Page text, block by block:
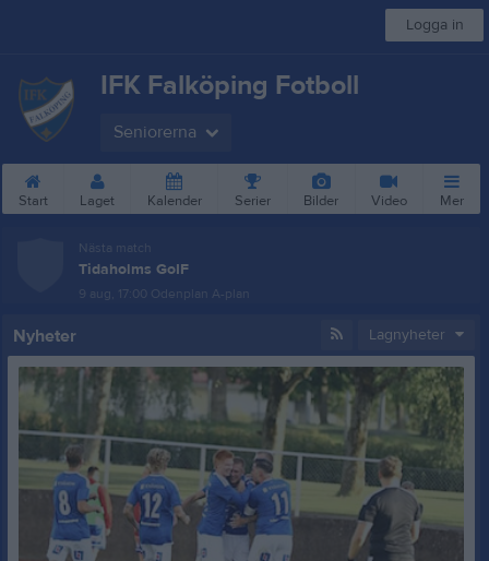
Logga in
IFK Falköping Fotboll
Seniorerna
Start Laget Kalender Serier Bilder Video Mer
Nästa match
Tidaholms GoIF
9 aug, 17:00 Odenplan A-plan
Nyheter Lagnyheter